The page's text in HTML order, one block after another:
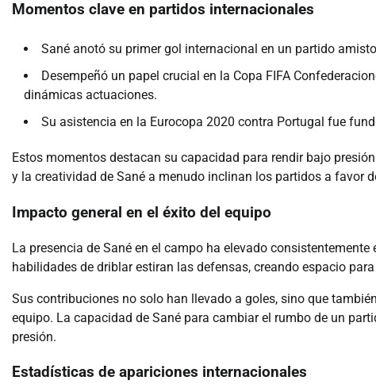
Momentos clave en partidos internacionales
Sané anotó su primer gol internacional en un partido
Desempeñó un papel crucial en la Copa FIFA
dinámicas actuaciones.
Su asistencia en la Eurocopa 2020 contra Portugal fue
Estos momentos destacan su capacidad para rendir bajo
y la creatividad de Sané a menudo inclinan los partidos a favor
Impacto general en el éxito del equipo
La presencia de Sané en el campo ha elevado
habilidades de driblar estiran las defensas, creando espacio
Sus contribuciones no solo han llevado a goles, sino que
equipo. La capacidad de Sané para cambiar el rumbo de un
presión.
Estadísticas de apariciones internacionales